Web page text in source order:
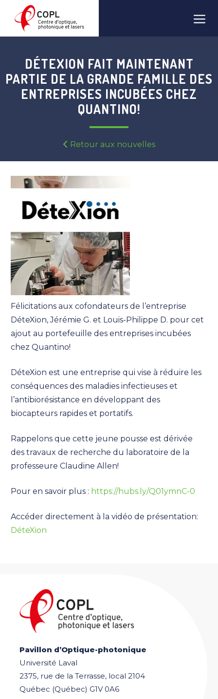
content
DÉTEXION FAIT MAINTENANT
PARTIE DE LA GRANDE FAMILLE DES
ENTREPRISES INCUBÉES CHEZ
QUANTINO!
Retour aux nouvelles
Félicitations aux cofondateurs de l’entreprise
DéteXion, Jérémie G. et Louis-Philippe D. pour cet
ajout au portefeuille des entreprises incubées
chez Quantino!
DéteXion est une entreprise qui vise à réduire les
conséquences des maladies infectieuses et
l’antibiorésistance en développant des
biocapteurs rapides et portatifs.
Rappelons que cette jeune pousse est dérivée
des travaux de recherche du laboratoire de la
professeure Claudine Allen!
Pour en savoir plus : https://hubs.ly/Q01ymnC-0
Accéder directement à la vidéo de présentation:
DéteXion
Pavillon d’Optique-photonique
Université Laval
2375, rue de la Terrasse, local 2104
Québec (Québec) G1V 0A6